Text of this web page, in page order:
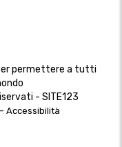
permettere a tutti
- SITE123
- Accessibilità